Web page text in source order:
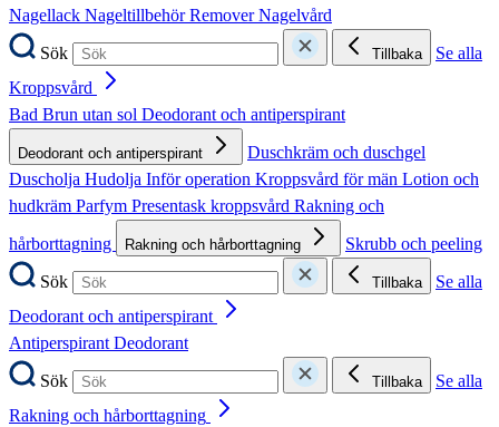
Nagellack NageltillbehörRemoverNagelvård
Sök
Tillbaka
Se alla
Kroppsvård
Bad Brun utan sol Deodorant och antiperspirant
Deodorant och antiperspirant
Duschkräm och duschgel
Duscholja Hudolja Inför operation Kroppsvård för män Lotion och
hudkräm Parfym Presentask kroppsvård Rakning och
hårborttagning
Rakning och hårborttagning
Skrubb och peeling
Sök
Tillbaka
Se alla
Deodorant och antiperspirant
AntiperspirantDeodorant
Sök
Tillbaka
Se alla
Rakning och hårborttagning